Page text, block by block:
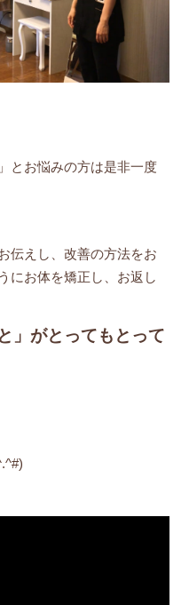
とお悩みの方は是非一度
伝えし、改善の方法をお
にお体を矯正し、お返し
」がとってもとって